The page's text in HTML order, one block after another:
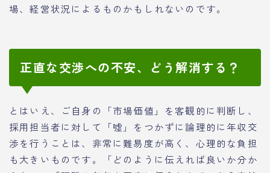
場、経営状況によるものかもしれないのです。
正直な交渉への不安、どう解消する？
とはいえ、ご自身の「市場価値」を客観的に判断し、
採用担当者に対して「嘘」をつかずに論理的に年収交
渉を行うことは、非常に難易度が高く、心理的な負担
も大きいものです。「どのように伝えれば良いか分か